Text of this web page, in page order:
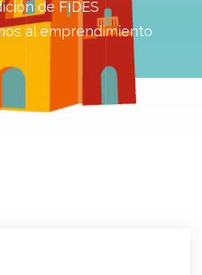
de FIDES
al emprendimiento